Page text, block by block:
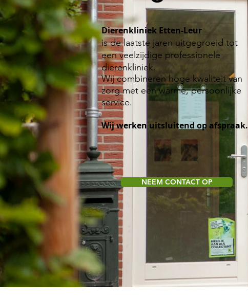
Dierenkliniek Etten-Leur
is de laatste jaren uitgegroeid tot
een veelzijdige professionele
dierenkliniek.
Wij combineren hoge kwaliteit van
zorg met een warme, persoonlijke
service.
Wij werken uitsluitend op afspraak.
NEEM CONTACT OP